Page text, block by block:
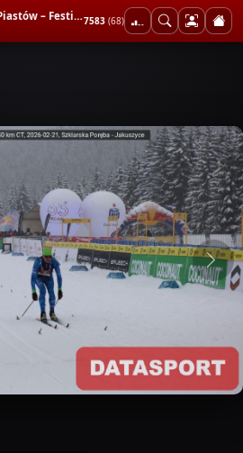
50. Bieg Piastów – Festiwal Narciarstwa Biegowego - 50 km CT7583 (68)